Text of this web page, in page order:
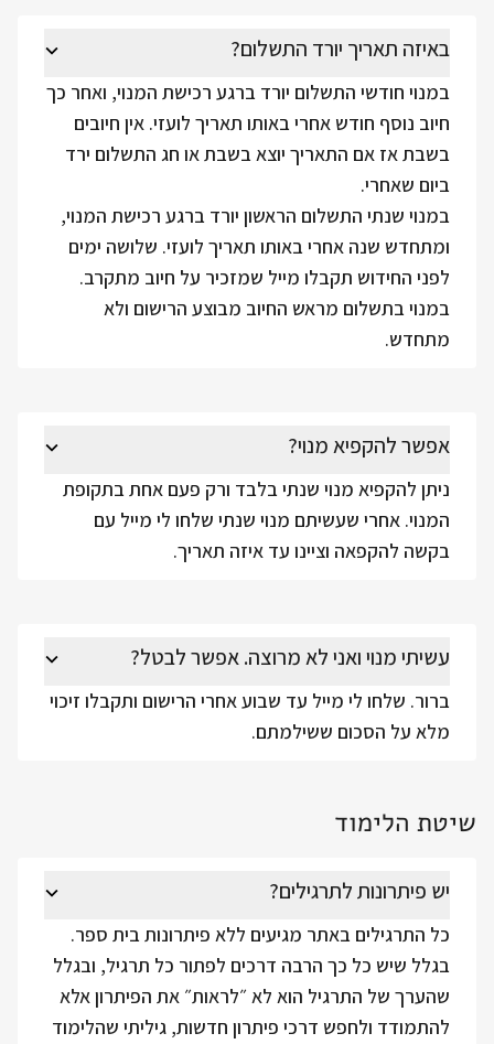
באיזה תאריך יורד התשלום?
במנוי חודשי התשלום יורד ברגע רכישת המנוי, ואחר כך
חיוב נוסף חודש אחרי באותו תאריך לועזי. אין חיובים
בשבת אז אם התאריך יוצא בשבת או חג התשלום ירד
ביום שאחרי.
במנוי שנתי התשלום הראשון יורד ברגע רכישת המנוי,
ומתחדש שנה אחרי באותו תאריך לועזי. שלושה ימים
לפני החידוש תקבלו מייל שמזכיר על חיוב מתקרב.
במנוי בתשלום מראש החיוב מבוצע הרישום ולא
מתחדש.
אפשר להקפיא מנוי?
ניתן להקפיא מנוי שנתי בלבד ורק פעם אחת בתקופת
המנוי. אחרי שעשיתם מנוי שנתי שלחו לי מייל עם
בקשה להקפאה וציינו עד איזה תאריך.
עשיתי מנוי ואני לא מרוצה. אפשר לבטל?
ברור. שלחו לי מייל עד שבוע אחרי הרישום ותקבלו זיכוי
מלא על הסכום ששילמתם.
שיטת הלימוד
יש פיתרונות לתרגילים?
כל התרגילים באתר מגיעים ללא פיתרונות בית ספר.
בגלל שיש כל כך הרבה דרכים לפתור כל תרגיל, ובגלל
שהערך של התרגיל הוא לא ״לראות״ את הפיתרון אלא
להתמודד ולחפש דרכי פיתרון חדשות, גיליתי שהלימוד